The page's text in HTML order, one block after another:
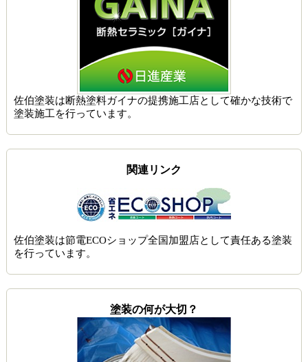
佐伯塗装は断熱塗料ガイナの提携施工店として確かな技術で
塗装施工を行っています。
関連リンク
佐伯塗装は節電ECOショップ全国加盟店として責任ある塗装
を行っています。
塗装の何が大切？